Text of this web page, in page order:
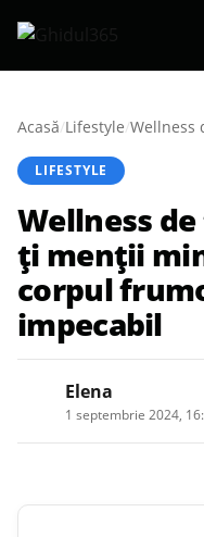
Acasă/Lifestyle/
LIFESTYLE
Wellness
ți menții
corpul
impecabil
Elena
1 septembrie 2024,